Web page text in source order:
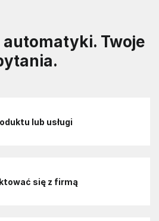
automatyki. Twoje
lub usługi
się z firmą